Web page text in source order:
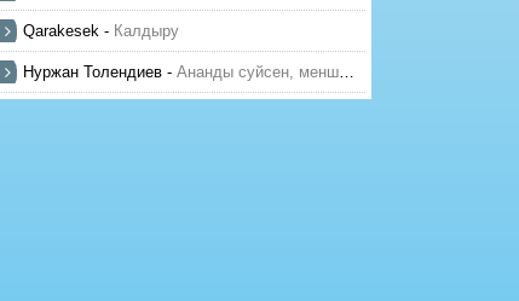
Qarakesek - Калдыру
Нуржан Толендиев - Ананды суйсен, менше суй